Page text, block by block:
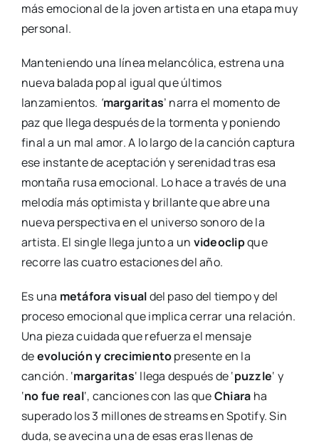
más emocional de la joven artista en una etapa muy
personal.
Manteniendo una línea melancólica, estrena una
nueva balada pop al igual que últimos
lanzamientos. ‘margaritas’ narra el momento de
paz que llega después de la tormenta y poniendo
final a un mal amor. A lo largo de la canción captura
ese instante de aceptación y serenidad tras esa
montaña rusa emocional. Lo hace a través de una
melodía más optimista y brillante que abre una
nueva perspectiva en el universo sonoro de la
artista. El single llega junto a un videoclipque
recorre las cuatro estaciones del año.
Es una metáfora visualdel paso del tiempo y del
proceso emocional que implica cerrar una relación.
Una pieza cuidada que refuerza el mensaje
deevolución y crecimientopresente en la
canción. ‘margaritas‘ llega después de ‘puzzle‘ y
‘no fue real‘, canciones con las queChiara ha
superado los 3 millones de streams en Spotify. Sin
duda, se avecina una de esas eras llenas de